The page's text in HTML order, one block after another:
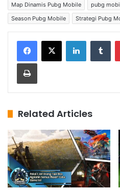
Map Dinamis Pubg Mobile
pubg
Season Pubg Mobile
Strategi Pubg
Related Articles